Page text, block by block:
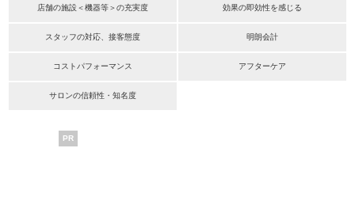
店舗の施設＜機器等＞の充実度 効果の即効性を感じる
スタッフの対応、接客態度 明朗会計
コストパフォーマンス アフターケア
サロンの信頼性・知名度
PR